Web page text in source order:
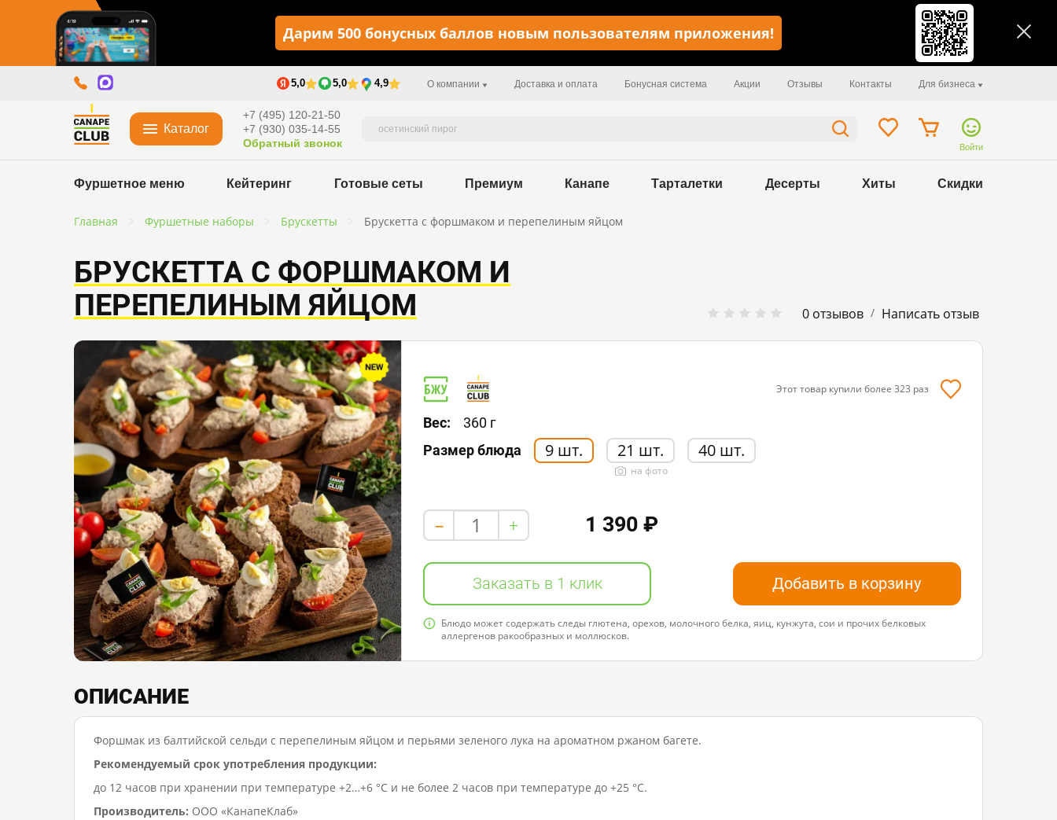
Дарим 500 бонусных баллов новым пользователям приложения!
5,0 5,0 4,9 О компании Доставка и оплата Бонусная система Акции Отзывы Контакты Для бизнеса
Каталог
+7 (495) 120-21-50
+7 (930) 035-14-55
Обратный звонок
Войти
Фуршетное меню Кейтеринг Готовые сеты Премиум Канапе Тарталетки Десерты Хиты Скидки
Главная Фуршетные наборы Брускетты Брускетта с форшмаком и перепелиным яйцом
БРУСКЕТТА С ФОРШМАКОМ И
ПЕРЕПЕЛИНЫМ ЯЙЦОМ
0 отзывов / Написать отзыв
Пищевая ценность в 100 г / 336,2 kcal
Белки: 26,0
Этот товар купили более 323 раз
Вес:
360 г
Размер блюда
9 шт. 21 шт.
на фото
40 шт.
- + 1 390 ₽
Заказать в 1 клик Добавить в корзину
Блюдо может содержать следы глютена, орехов, молочного белка, яиц, кунжута, сои и прочих белковых
аллергенов ракообразных и моллюсков.
ОПИСАНИЕ
Форшмак из балтийской сельди с перепелиным яйцом и перьями зеленого лука на ароматном ржаном багете.
Рекомендуемый срок употребления продукции:
до 12 часов при хранении при температуре +2…+6 °C и не более 2 часов при температуре до +25 °C.
Производитель: ООО «КанапеКлаб»